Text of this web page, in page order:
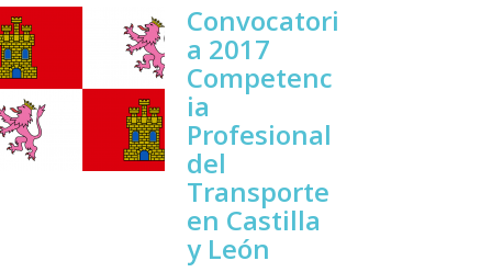
Convocatori
a 2017
Competenc
ia
Profesional
del
Transporte
en Castilla
y León